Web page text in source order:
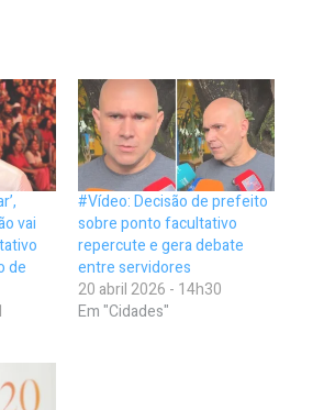
vai
de
#Vídeo: Decisão de prefeito
sobre ponto facultativo
repercute e gera debate
entre servidores
20 abril 2026 - 14h30
Em "Cidades"